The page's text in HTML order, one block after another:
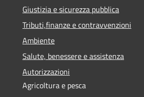
Giustizia e sicurezza pubblica
Tributi,finanze e contravvenzioni
Ambiente
Salute, benessere e assistenza
Autorizzazioni
Agricoltura e pesca